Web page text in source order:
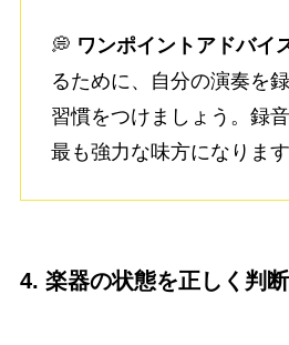
💭 ワンポイントアドバイ
るために、自分の演奏を
習慣をつけましょう。録
最も強力な味方になります
4. 楽器の状態を正しく判